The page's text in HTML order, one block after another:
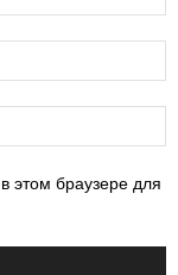
этом браузере для